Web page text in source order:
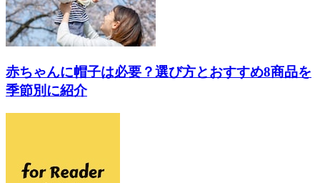
赤ちゃんに帽子は必要？選び方とおすすめ8商品を
季節別に紹介